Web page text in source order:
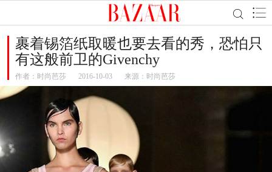
裹着锡箔纸取暖也要去看的秀，恐怕只
有这般前卫的Givenchy
作者： 时尚芭莎 2016-10-03 来源：时尚芭莎